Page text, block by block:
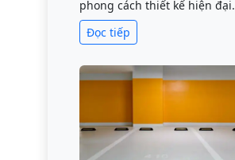
phong cách thiết kế hiện đại.
Đọc tiếp